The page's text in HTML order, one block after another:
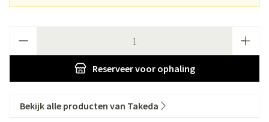
Reserveervoor ophaling
Bekijk alle producten van Takeda